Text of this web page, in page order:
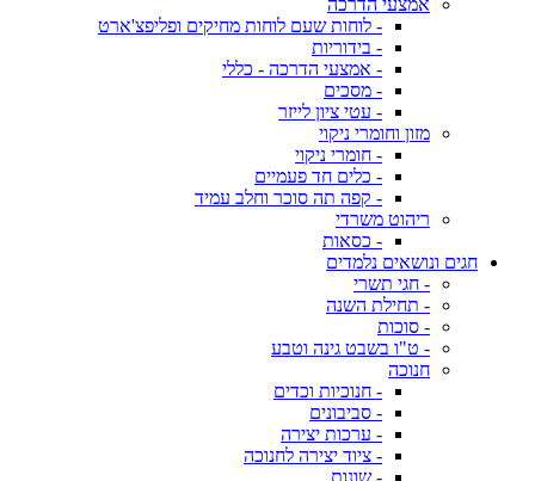
אמצעי הדרכה
- לוחות שעם לוחות מחיקים ופליפצ'ארט
- בידוריות
- אמצעי הדרכה - כללי
- מסכים
- עטי ציון לייזר
מזון וחומרי ניקוי
- חומרי ניקוי
- כלים חד פעמיים
- קפה תה סוכר וחלב עמיד
ריהוט משרדי
- כסאות
חגים ונושאים נלמדים
- חגי תשרי
- תחילת השנה
- סוכות
- ט"ו בשבט גינה וטבע
חנוכה
- חנוכיות וכדים
- סביבונים
- ערכות יצירה
- ציוד יצירה לחנוכה
- שונות